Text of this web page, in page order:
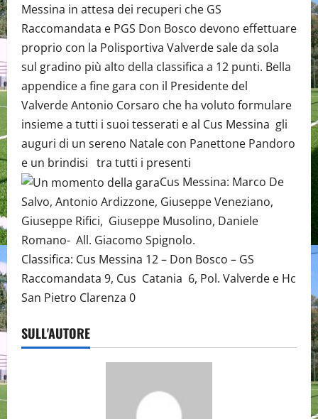
Messina in attesa dei recuperi che GS
Raccomandata e PGS Don Bosco devono effettuare
proprio con la Polisportiva Valverde sale da sola
sul gradino più alto della classifica a 12 punti. Bella
appendice a fine gara con il Presidente del
Valverde Antonio Corsaro che ha voluto formulare
insieme a tutti i suoi tesserati e al Cus Messina gli
auguri di un sereno Natale con Panettone Pandoro
e un brindisi tra tutti i presenti
Cus Messina: Marco De
Salvo, Antonio Ardizzone, Giuseppe Veneziano,
Giuseppe Rifici, Giuseppe Musolino, Daniele
Romano- All. Giacomo Spignolo.
Classifica: Cus Messina 12 – Don Bosco – GS
Raccomandata 9, Cus Catania 6, Pol. Valverde e Hc
San Pietro Clarenza 0
SULL'AUTORE